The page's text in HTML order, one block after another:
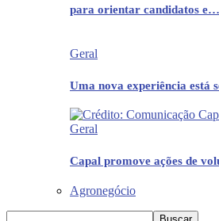
para orientar candidatos e…
Geral
Uma nova experiência está
Geral
Capal promove ações de
Agronegócio